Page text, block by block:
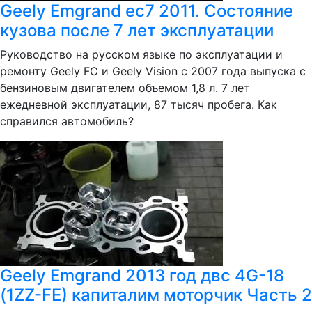
Geely Emgrand ec7 2011. Состояние
кузова после 7 лет эксплуатации
Руководство на русском языке по эксплуатации и
ремонту Geely FC и Geely Vision с 2007 года выпуска с
бензиновым двигателем объемом 1,8 л. 7 лет
ежедневной эксплуатации, 87 тысяч пробега. Как
справился автомобиль?
Geely Emgrand 2013 год двс 4G-18
(1ZZ-FE) капиталим моторчик Часть 2